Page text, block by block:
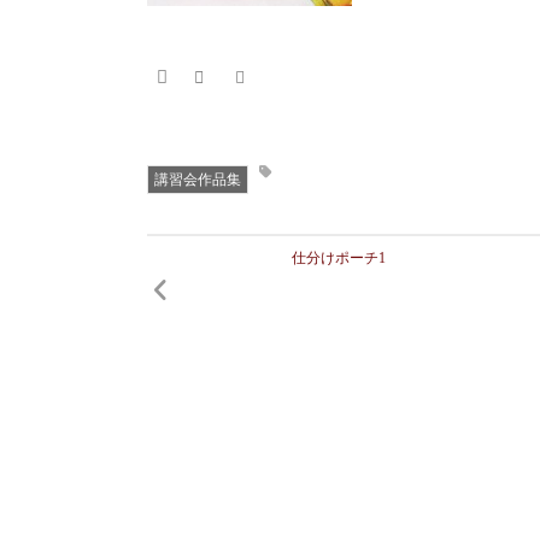
講習会作品集
仕分けポーチ1